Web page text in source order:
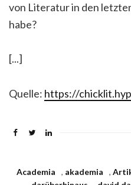
von Literatur in den
habe?
[...]
Quelle: https://
Academia , akademia ,